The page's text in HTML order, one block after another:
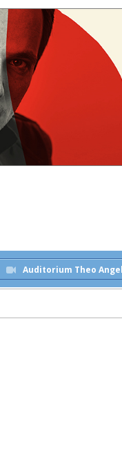
Auditorium Theo